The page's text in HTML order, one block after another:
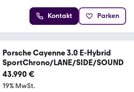
Kontakt Parken
Porsche Cayenne 3.0 E-Hybrid
SportChrono/LANE/SIDE/SOUND
43.990 €
19% MwSt.